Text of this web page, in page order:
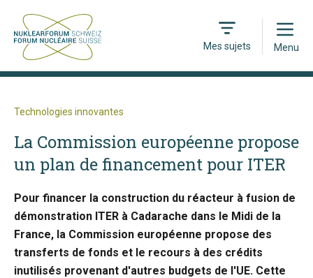
Mes sujets
Open
Menu
Technologies innovantes
La Commission européenne propose
un plan de financement pour ITER
Pour financer la construction du réacteur à fusion de
démonstration ITER à Cadarache dans le Midi de la
France, la Commission européenne propose des
transferts de fonds et le recours à des crédits
inutilisés provenant d'autres budgets de l'UE. Cette